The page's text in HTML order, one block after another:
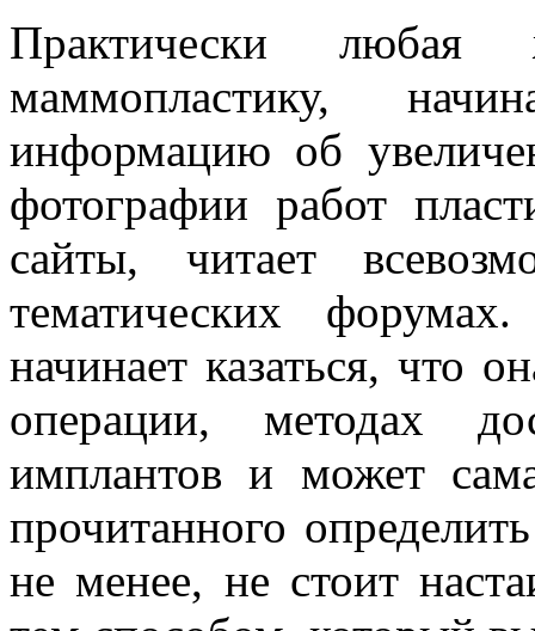
Практически
маммопластику,
информацию об
фотографии работ
сайты, читает
тематических
начинает казаться, что
операции, методах
имплантов и может
прочитанного
не менее, не стоит